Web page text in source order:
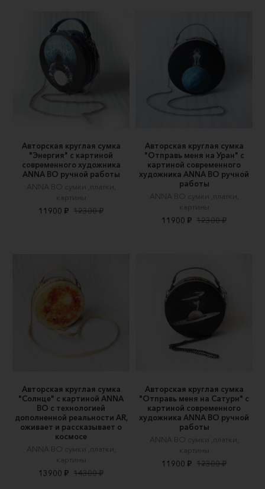
Авторская круглая сумка
"Энергия" c картиной
современного художника
ANNA BO ручной работы
ANNA BO сумки ,платки,
картины
11900 ₽ 12300 ₽
Авторская круглая сумка
"Отправь меня на Уран" c
картиной современного
художника ANNA BO ручной
работы
ANNA BO сумки ,платки,
картины
11900 ₽ 12300 ₽
Авторская круглая сумка
"Солнце" c картиной ANNA
BO c технологией
дополненной реальности AR,
оживает и рассказывает о
космосе
ANNA BO сумки ,платки,
картины
13900 ₽ 14300 ₽
Авторская круглая сумка
"Отправь меня на Сатурн" c
картиной современного
художника ANNA BO ручной
работы
ANNA BO сумки ,платки,
картины
11900 ₽ 12300 ₽